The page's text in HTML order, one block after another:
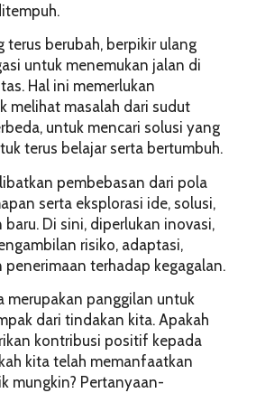
terus berubah, berpikir ulang
untuk menemukan jalan di
Hal ini memerlukan
melihat masalah dari sudut
untuk mencari solusi yang
terus belajar serta bertumbuh.
pembebasan dari pola
serta eksplorasi ide, solusi,
Di sini, diperlukan inovasi,
risiko, adaptasi,
penerimaan terhadap kegagalan.
merupakan panggilan untuk
dari tindakan kita. Apakah
kontribusi positif kepada
kita telah memanfaatkan
mungkin? Pertanyaan-